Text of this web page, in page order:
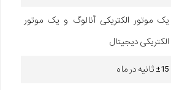
یک موتور الکتریکی آنالوگ و یک موتور
الکتریکی دیجیتال
±15 ثانیه در ماه